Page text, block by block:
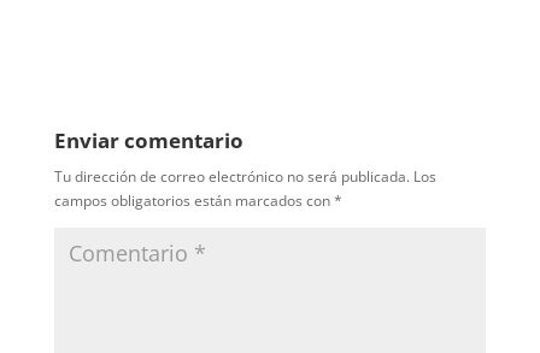
Enviar comentario
Tu dirección de correo electrónico no será publicada. Los
campos obligatorios están marcados con*